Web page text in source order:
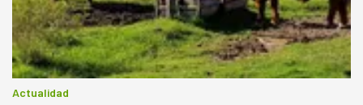
Actualidad